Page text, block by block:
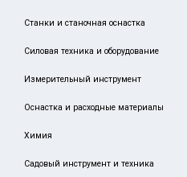
Станки и станочная оснастка
Силовая техника и оборудование
Измерительный инструмент
Оснастка и расходные материалы
Химия
Садовый инструмент и техника